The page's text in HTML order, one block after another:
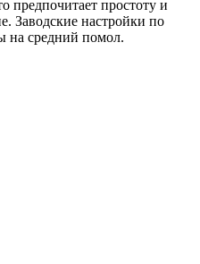
предпочитает простоту и
Заводские настройки по
на средний помол.